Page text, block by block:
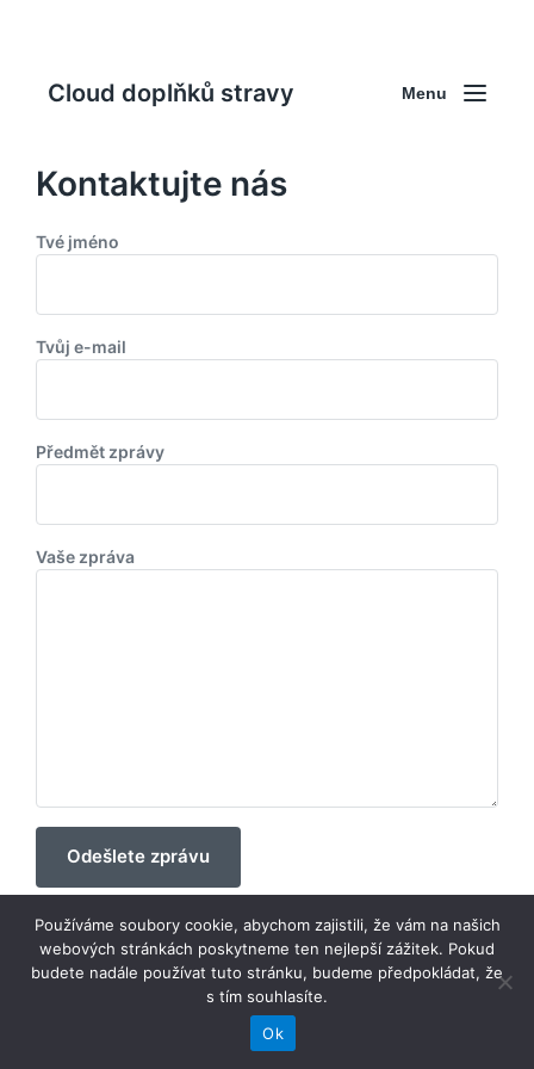
Cloud doplňků stravy Menu
Kontaktujte nás
Tvé jméno
Tvůj e-mail
Předmět zprávy
Vaše zpráva
Používáme soubory cookie, abychom zajistili, že vám na našich
webových stránkách poskytneme ten nejlepší zážitek. Pokud
budete nadále používat tuto stránku, budeme předpokládat, že
s tím souhlasíte.
Ok